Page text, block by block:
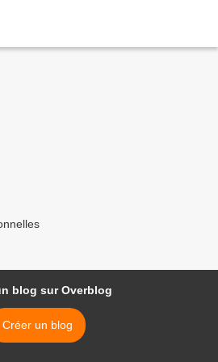
blog sur Overblog
Créer un blog